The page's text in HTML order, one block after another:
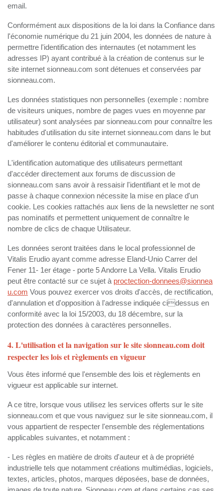
email.
Conformément aux dispositions de la loi dans la Confiance dans
l'économie numérique du 21 juin 2004, les données de nature à
permettre l'identification des internautes (et notamment les
adresses IP) ayant contribué à la création de contenus sur le
site internet sionneau.com sont détenues et conservées par
sionneau.com.
Les données statistiques non personnelles (exemple : nombre
de visiteurs uniques, nombre de pages vues en moyenne par
utilisateur) sont analysées par sionneau.com pour connaître les
habitudes d'utilisation du site internet sionneau.com dans le but
d'améliorer le contenu éditorial et communautaire.
L'identification automatique des utilisateurs permettant
d'accéder directement aux forums de discussion de
sionneau.com sans avoir à ressaisir l'identifiant et le mot de
passe à chaque connexion nécessite la mise en place d'un
cookie. Les cookies rattachés aux liens de la newsletter ne sont
pas nominatifs et permettent uniquement de connaître le
nombre de clics de chaque Utilisateur.
Les données seront traitées dans le local professionnel de
Vitalis Erudio ayant comme adresse Eland-Unio Carrer del
Fener 11- 1er étage - porte 5 Andorre La Vella. Vitalis Erudio
peut être contacté sur ce sujet à proctection-donnees@sionnea
u.com Vous pouvez exercer vos droits d'accès, de rectification,
d'annulation et d'opposition à l'adresse indiquée cidessus en
conformité avec la loi 15/2003, du 18 décembre, sur la
protection des données à caractères personnelles.
4. L'utilisation et la navigation sur le site sionneau.com doit
respecter les lois et règlements en vigueur
Vous êtes informé que l'ensemble des lois et règlements en
vigueur est applicable sur internet.
A ce titre, lorsque vous utilisez les services offerts sur le site
sionneau.com et que vous naviguez sur le site sionneau.com, il
vous appartient de respecter l'ensemble des réglementations
applicables suivantes, et notamment :
- Les règles en matière de droits d'auteur et à de propriété
industrielle tels que notamment créations multimédias, logiciels,
textes, articles, photos, marques déposées, base de données,